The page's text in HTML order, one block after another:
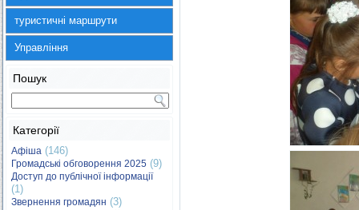
туристичні маршрути
Управління
Пошук
Категорії
Афіша (146)
Громадські обговорення 2025 (9)
Доступ до публічної інформації
(1)
Звернення громадян (3)